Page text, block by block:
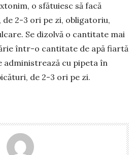
o sfătuiesc să facă
de 2-3 ori pe zi, obligatoriu,
Se dizolvă o cantitate mai
într-o can­titate de apă fiartă
admi­nistrează cu pipeta în
de 2-3 ori pe zi.